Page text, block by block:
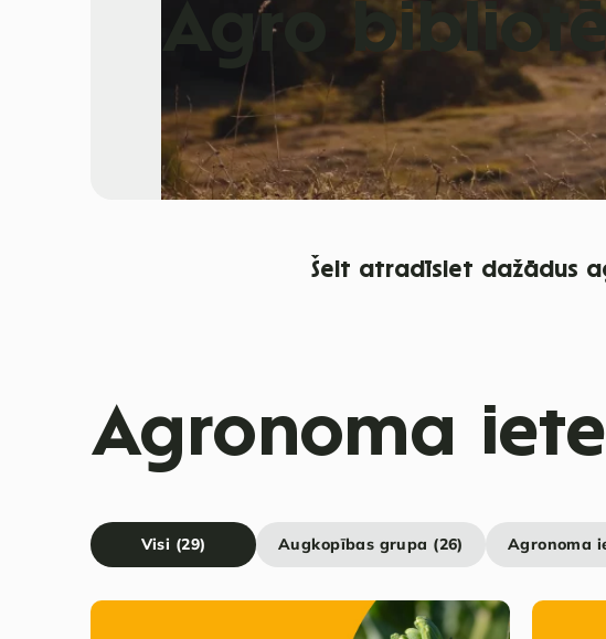
Agro
Šeit atradīsiet dažādus
Agronoma
Visi (29) Augkopības grupa (26) Agronoma